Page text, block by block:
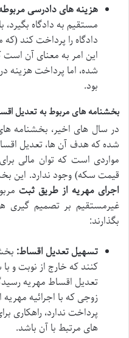
هزینه های دادرسی
مستقیم به دادگاه
دادگاه را پرداخت کند
این امر به معنای آن است
شده، اما پرداخت هزینه
بود.
بخشنامه های مربوط به تعدیل
در سال های اخیر، بخشنامه
شده که هدف آن ها، تعدیل
مواردی است که توان مالی
قیمت سکه) وجود ندارد. این
اجرای مهریه از طریق ثبت
غیرمستقیم بر تصمیم گیری
بگذارند:
تسهیل تعدیل اقساط:
کنند که خارج از نوبت و
تعدیل اقساط مهریه
زوجی که با اجرائیه
پرداخت ندارد، راهکاری
های مرتبط با آن باشد.